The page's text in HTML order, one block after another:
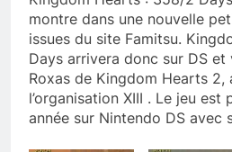
montre dans une nouvelle
issues du site Famitsu.
Days arrivera donc sur DS et
Roxas de Kingdom Hearts 2,
l’organisation XIII . Le jeu
année sur Nintendo DS avec